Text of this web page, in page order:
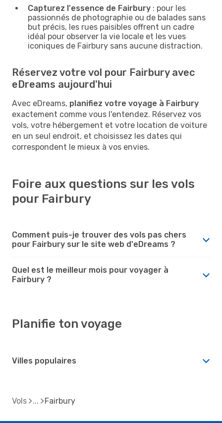
Capturez l'essence de Fairbury : pour les
passionnés de photographie ou de balades sans
but précis, les rues paisibles offrent un cadre
idéal pour observer la vie locale et les vues
iconiques de Fairbury sans aucune distraction.
Réservez votre vol pour Fairbury avec
eDreams aujourd'hui
Avec eDreams, planifiez votre voyage à Fairbury
exactement comme vous l'entendez. Réservez vos
vols, votre hébergement et votre location de voiture
en un seul endroit, et choisissez les dates qui
correspondent le mieux à vos envies.
Foire aux questions sur les vols
pour Fairbury
Comment puis-je trouver des vols pas chers
pour Fairbury sur le site web d'eDreams ?
Quel est le meilleur mois pour voyager à
Fairbury ?
Planifie ton voyage
Villes populaires
Vols Fairbury